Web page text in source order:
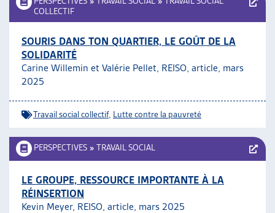
COLLECTIF
SOURIS DANS TON QUARTIER, LE GOÛT DE LA
SOLIDARITÉ
Carine Willemin et Valérie Pellet, REISO, article, mars
2025
Travail social collectif, Lutte contre la pauvreté
PERSPECTIVES » TRAVAIL SOCIAL
LE GROUPE, RESSOURCE IMPORTANTE À LA
RÉINSERTION
Kevin Meyer, REISO, article, mars 2025